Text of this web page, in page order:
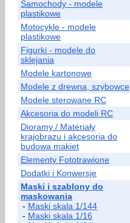
Samochody - modele
plastikowe
Motocykle - modele
plastikowe
Figurki - modele do
sklejania
Modele kartonowe
Modele z drewna, szybowce
Modele sterowane RC
Akcesoria do modeli RC
Dioramy / Materiały
krajobrazu i akcesoria do
budowa makiet
Elementy Fototrawione
Dodatki i Konwersje
Maski i szablony do
maskowania
- Maski skala 1/144
- Maski skala 1/16